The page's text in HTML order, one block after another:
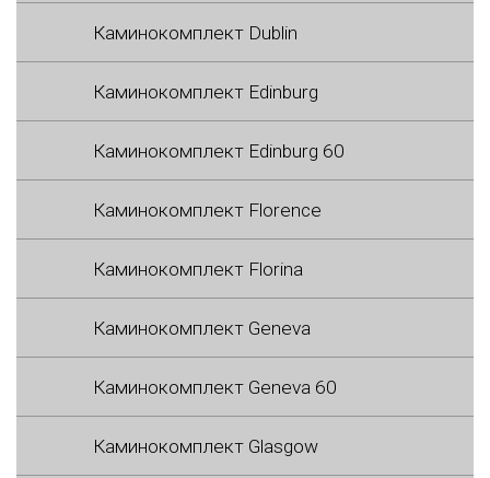
Каминокомплект Dublin
Каминокомплект Edinburg
Каминокомплект Edinburg 60
Каминокомплект Florence
Каминокомплект Florina
Каминокомплект Geneva
Каминокомплект Geneva 60
Каминокомплект Glasgow